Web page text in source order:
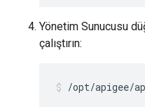
Yönetim Sunucusu
çalıştırın:
/opt/apigee/